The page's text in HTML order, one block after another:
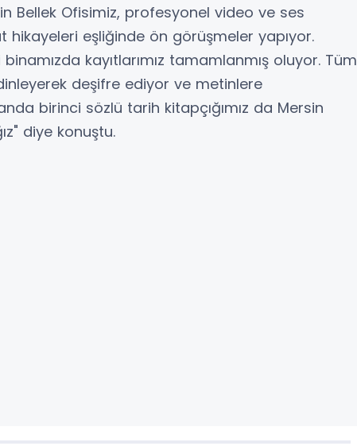
Bellek Ofisimiz, profesyonel video ve ses
hikayeleri eşliğinde ön görüşmeler yapıyor.
kayıtlarımız tamamlanmış oluyor. Tüm
deşifre ediyor ve metinlere
birinci sözlü tarih kitapçığımız da Mersin
diye konuştu.